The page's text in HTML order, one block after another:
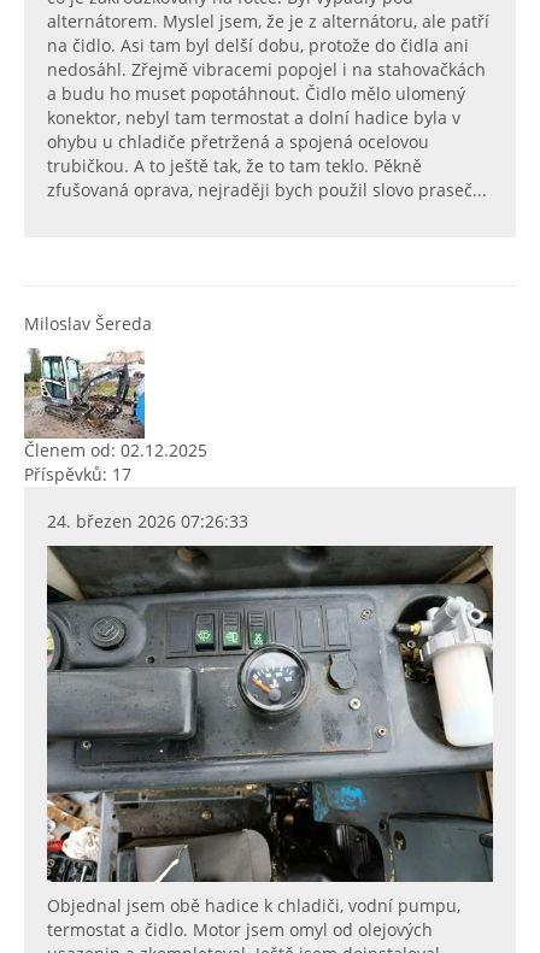
alternátorem. Myslel jsem, že je z alternátoru, ale patří
na čidlo. Asi tam byl delší dobu, protože do čidla ani
nedosáhl. Zřejmě vibracemi popojel i na stahovačkách
a budu ho muset popotáhnout. Čidlo mělo ulomený
konektor, nebyl tam termostat a dolní hadice byla v
ohybu u chladiče přetržená a spojená ocelovou
trubičkou. A to ještě tak, že to tam teklo. Pěkně
zfušovaná oprava, nejraději bych použil slovo praseč...
Miloslav Šereda
Členem od: 02.12.2025
Příspěvků: 17
24. březen 2026 07:26:33
Objednal jsem obě hadice k chladiči, vodní pumpu,
termostat a čidlo. Motor jsem omyl od olejových